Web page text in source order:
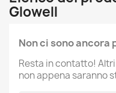
Glowell
Non ci sono
Resta in contatto!
non appena saranno